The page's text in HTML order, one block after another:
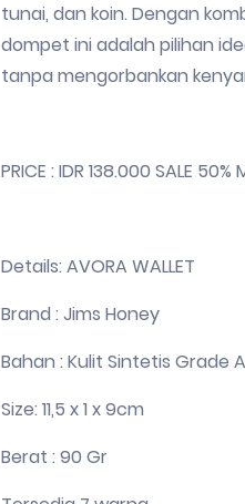
tunai, dan koin. Dengan
dompet ini adalah pilihan
tanpa mengorbankan
PRICE : IDR 138.000 SALE
Details: AVORA WALLET
Brand : Jims Honey
Bahan : Kulit Sintetis
Size: 11,5 x 1 x 9cm
Berat : 90 Gr